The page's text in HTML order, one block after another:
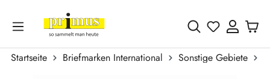
Zum Hauptinhalt springen
Du hast 0
Startseite Briefmarken International Sonstige Gebiete